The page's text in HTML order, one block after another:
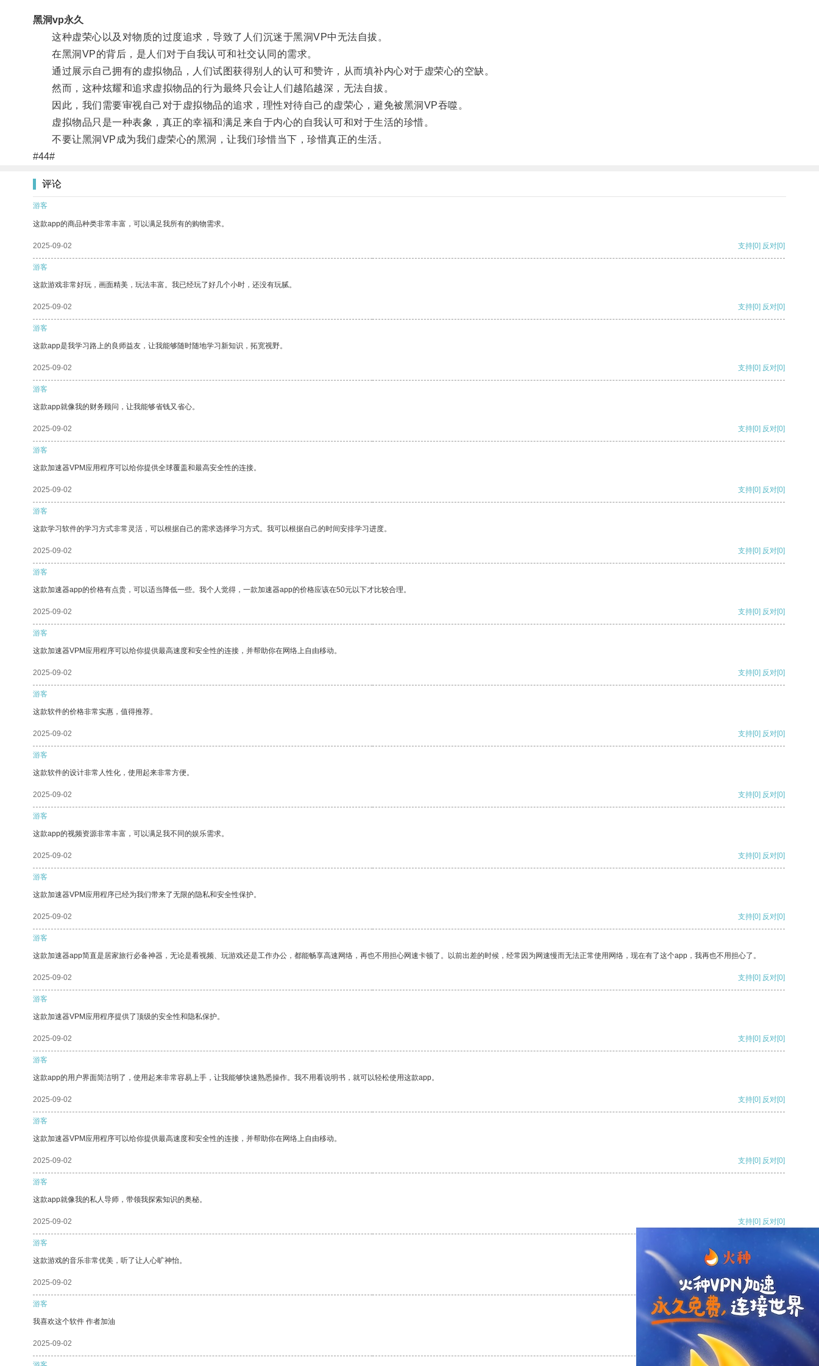
黑洞vp永久
这种虚荣心以及对物质的过度追求，导致了人们沉迷于黑洞VP中无法自拔。
在黑洞VP的背后，是人们对于自我认可和社交认同的需求。
通过展示自己拥有的虚拟物品，人们试图获得别人的认可和赞许，从而填补内心对于虚荣心的空缺。
然而，这种炫耀和追求虚拟物品的行为最终只会让人们越陷越深，无法自拔。
因此，我们需要审视自己对于虚拟物品的追求，理性对待自己的虚荣心，避免被黑洞VP吞噬。
虚拟物品只是一种表象，真正的幸福和满足来自于内心的自我认可和对于生活的珍惜。
不要让黑洞VP成为我们虚荣心的黑洞，让我们珍惜当下，珍惜真正的生活。
#44#
评论
游客
这款app的商品种类非常丰富，可以满足我所有的购物需求。
2025-09-02 支持[0] 反对[0]
游客
这款游戏非常好玩，画面精美，玩法丰富。我已经玩了好几个小时，还没有玩腻。
2025-09-02 支持[0] 反对[0]
游客
这款app是我学习路上的良师益友，让我能够随时随地学习新知识，拓宽视野。
2025-09-02 支持[0] 反对[0]
游客
这款app就像我的财务顾问，让我能够省钱又省心。
2025-09-02 支持[0] 反对[0]
游客
这款加速器VPM应用程序可以给你提供全球覆盖和最高安全性的连接。
2025-09-02 支持[0] 反对[0]
游客
这款学习软件的学习方式非常灵活，可以根据自己的需求选择学习方式。我可以根据自己的时间安排学习进度。
2025-09-02 支持[0] 反对[0]
游客
这款加速器app的价格有点贵，可以适当降低一些。我个人觉得，一款加速器app的价格应该在50元以下才比较合理。
2025-09-02 支持[0] 反对[0]
游客
这款加速器VPM应用程序可以给你提供最高速度和安全性的连接，并帮助你在网络上自由移动。
2025-09-02 支持[0] 反对[0]
游客
这款软件的价格非常实惠，值得推荐。
2025-09-02 支持[0] 反对[0]
游客
这款软件的设计非常人性化，使用起来非常方便。
2025-09-02 支持[0] 反对[0]
游客
这款app的视频资源非常丰富，可以满足我不同的娱乐需求。
2025-09-02 支持[0] 反对[0]
游客
这款加速器VPM应用程序已经为我们带来了无限的隐私和安全性保护。
2025-09-02 支持[0] 反对[0]
游客
这款加速器app简直是居家旅行必备神器，无论是看视频、玩游戏还是工作办公，都能畅享高速网络，再也不用担心网速卡顿了。以前出差的时候，经常因为网速慢而无法正常使用网络，现在有了这个app，我再也不用担心了。
2025-09-02 支持[0] 反对[0]
游客
这款加速器VPM应用程序提供了顶级的安全性和隐私保护。
2025-09-02 支持[0] 反对[0]
游客
这款app的用户界面简洁明了，使用起来非常容易上手，让我能够快速熟悉操作。我不用看说明书，就可以轻松使用这款app。
2025-09-02 支持[0] 反对[0]
游客
这款加速器VPM应用程序可以给你提供最高速度和安全性的连接，并帮助你在网络上自由移动。
2025-09-02 支持[0] 反对[0]
游客
这款app就像我的私人导师，带领我探索知识的奥秘。
2025-09-02 支持[0] 反对[0]
游客
这款游戏的音乐非常优美，听了让人心旷神怡。
2025-09-02 支持[0] 反对
游客
我喜欢这个软件 作者加油
2025-09-02 支持